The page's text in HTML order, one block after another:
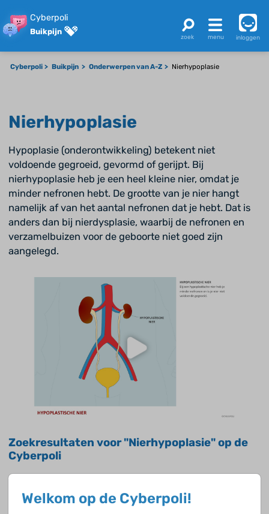
Cyberpoli
Buikpijn
inloggen
Cyberpoli Buikpijn Onderwerpen van A-Z Nierhypoplasie
Nierhypoplasie
Hypoplasie (onderontwikkeling) betekent niet
voldoende gegroeid, gevormd of gerijpt. Bij
nierhypoplasie heb je een heel kleine nier, omdat je
minder nefronen hebt. De grootte van je nier hangt
namelijk af van het aantal nefronen dat je hebt. Dat is
anders dan bij nierdysplasie, waarbij de nefronen en
verzamelbuizen voor de geboorte niet goed zijn
aangelegd.
Zoekresultaten voor "Nierhypoplasie" op de
Cyberpoli
Welkom op de Cyberpoli!